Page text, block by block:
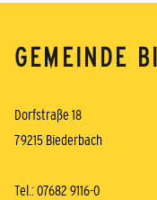
GEMEINDE
Dorfstraße 18
79215 Biederbach
Tel.: 07682 9116-0